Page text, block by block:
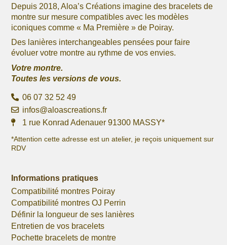
Depuis 2018, Aloa’s Créations imagine des bracelets de
montre sur mesure compatibles avec les modèles
iconiques comme « Ma Première » de Poiray.
Des lanières interchangeables pensées pour faire
évoluer votre montre au rythme de vos envies.
Votre montre.
Toutes les versions de vous.
06 07 32 52 49
infos@aloascreations.fr
1 rue Konrad Adenauer 91300 MASSY*
*Attention cette adresse est un atelier, je reçois uniquement sur
RDV
Informations pratiques
Compatibilité montres Poiray
Compatibilité montres OJ Perrin
Définir la longueur de ses lanières
Entretien de vos bracelets
Pochette bracelets de montre